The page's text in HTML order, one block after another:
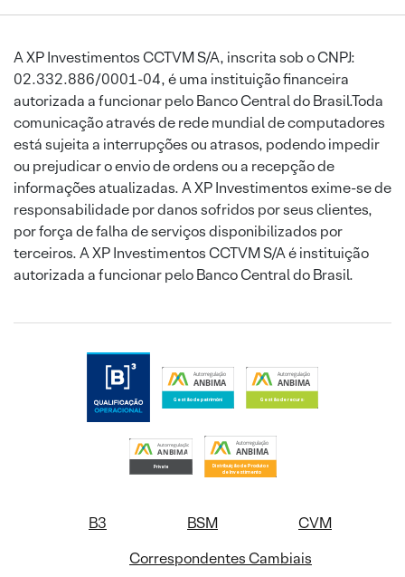
A XP Investimentos CCTVM S/A, inscrita sob o CNPJ:
02.332.886/0001-04, é uma instituição financeira
autorizada a funcionar pelo Banco Central do Brasil.Toda
comunicação através de rede mundial de computadores
está sujeita a interrupções ou atrasos, podendo impedir
ou prejudicar o envio de ordens ou a recepção de
informações atualizadas. A XP Investimentos exime-se de
responsabilidade por danos sofridos por seus clientes,
por força de falha de serviços disponibilizados por
terceiros. A XP Investimentos CCTVM S/A é instituição
autorizada a funcionar pelo Banco Central do Brasil.
B3 BSM
CVM
Correspondentes Cambiais